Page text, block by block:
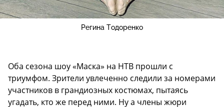
Регина Тодоренко
Оба сезона шоу «Маска» на НТВ прошли с
триумфом. Зрители увлеченно следили за номерами
участников в грандиозных костюмах, пытаясь
угадать, кто же перед ними. Ну а члены жюри